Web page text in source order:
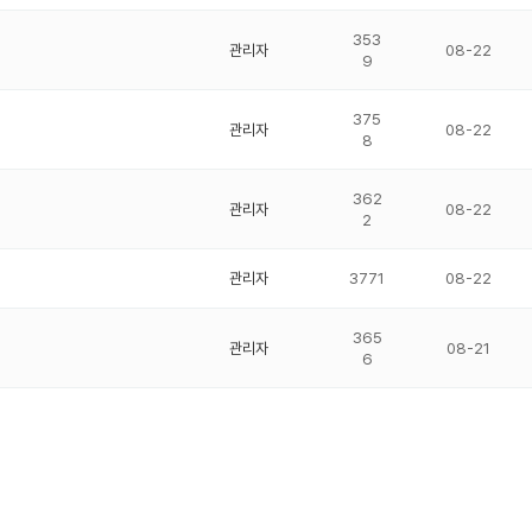
관리자
353
9
08-22
관리자
375
8
08-22
관리자
362
2
08-22
관리자 3771 08-22
관리자
365
6
08-21